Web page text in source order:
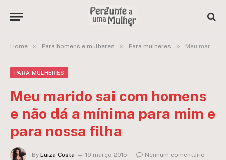
Home » Para homens e mulheres » Para mulheres » Meu marido sai com homens e não dá a mínima para mim e para nossa filha
PARA MULHERES
Meu marido sai com homens
e não dá a mínima para mim e
para nossa filha
By Luiza Costa 19 março 2015
Nenhum comentário